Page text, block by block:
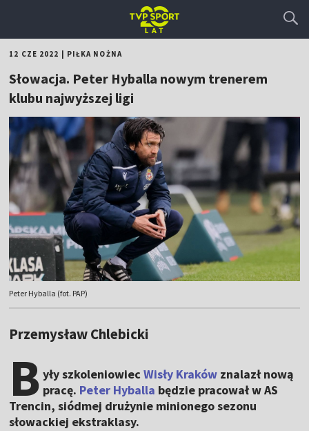
12 CZE 2022 PIŁKA NOŻNA
Słowacja. Peter Hyballa nowym trenerem
klubu najwyższej ligi
Peter Hyballa (fot. PAP)
Przemysław Chlebicki
B yły szkoleniowiecWisły Kraków znalazł nową
pracę. Peter Hyballa będzie pracował w AS
Trencin, siódmej drużynie minionego sezonu
słowackiej ekstraklasy.